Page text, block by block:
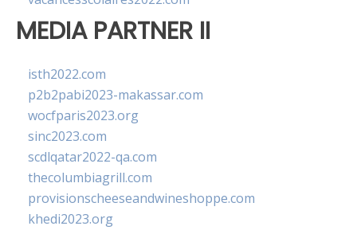
MEDIA PARTNER II
isth2022.com
p2b2pabi2023-makassar.com
wocfparis2023.org
sinc2023.com
scdlqatar2022-qa.com
thecolumbiagrill.com
provisionscheeseandwineshoppe.com
khedi2023.org